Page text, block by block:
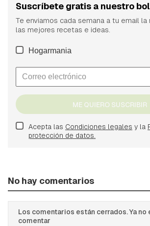
Suscríbete gratis a nuestro
Te enviamos cada semana a tu email
las mejores recetas e ideas.
Hogarmania
ME QUIERO SUSCRIBIR
Acepta las Condiciones legales y la
protección de datos.
No hay comentarios
Los comentarios están cerrados. Ya no
comentar